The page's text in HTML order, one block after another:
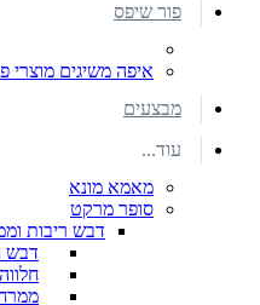
פור שיפס
איפה משיגים מוצרי
מבצעים
עוד...
מאמא מונא
סופר מרקט
דבש ריבות
דבש
חלווה